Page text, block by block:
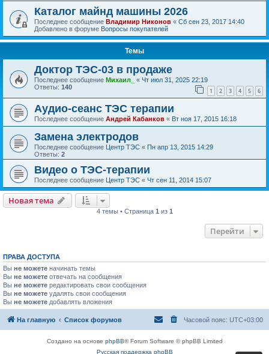
Каталог майнд машины 2026
Последнее сообщение Владимир Никонов « Сб сен 23, 2017 14:40
Добавлено в форуме Вопросы покупателей
Темы
Доктор ТЭС-03 в продаже
Последнее сообщение Михаил_ « Чт июл 31, 2025 22:19
Ответы: 140 1 2 3 4 5 6
Аудио-сеанс ТЭС терапии
Последнее сообщение Андрей Кабанков « Вт ноя 17, 2015 16:18
Замена электродов
Последнее сообщение Центр ТЭС « Пн апр 13, 2015 14:29
Ответы: 2
Видео о ТЭС-терапии
Последнее сообщение Центр ТЭС « Чт сен 11, 2014 15:07
Новая тема
4 темы • Страница 1 из 1
Перейти
ПРАВА ДОСТУПА
Вы не можете начинать темы
Вы не можете отвечать на сообщения
Вы не можете редактировать свои сообщения
Вы не можете удалять свои сообщения
Вы не можете добавлять вложения
На главную Список форумов Часовой пояс: UTC+03:00
Создано на основе phpBB® Forum Software © phpBB Limited
Русская поддержка phpBB